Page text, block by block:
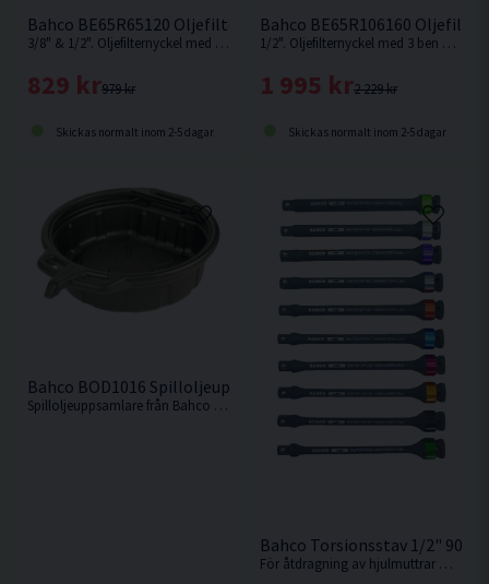
Bahco BE65R65120 Oljefilternyckel 65-120mm
3/8" & 1/2". Oljefilternyckel med 3 ben och öppningsvidd mellan 65-120mm.
979 kr
829 kr
Skickas normalt inom 2-5 dagar
Bahco BE65R106160
1/2". Oljefilternyckel med 3 ben och öppningsvidd mellan 106-160mm.
2 229 kr
1 995 kr
Skickas normalt inom 2-5 dagar
Bahco BOD1016 Spilloljeuppsamlare 16L
Spilloljeuppsamlare från Bahco som underlättar ditt oljebyte genom att minska risken för spill.
Bahco Torsionsstav 1/2" 90-
För åtdragning av hjulmuttrar med en mutterdragare utan att överskrida rekommenderat vridmoment. Välj styrka i rullmenyn.